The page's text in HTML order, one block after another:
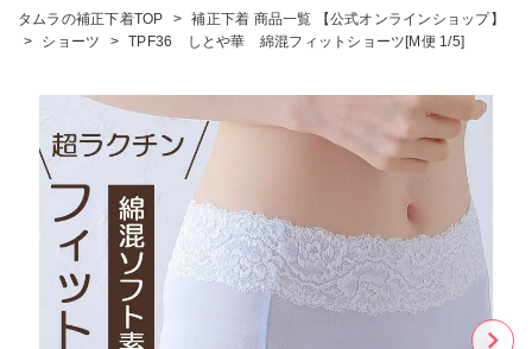
タムラの補正下着TOP
補正下着 商品一覧 【公式オンラインショップ】
ショーツ
TPF36 しとや華 綿混フィットショーツ[M便 1/5]